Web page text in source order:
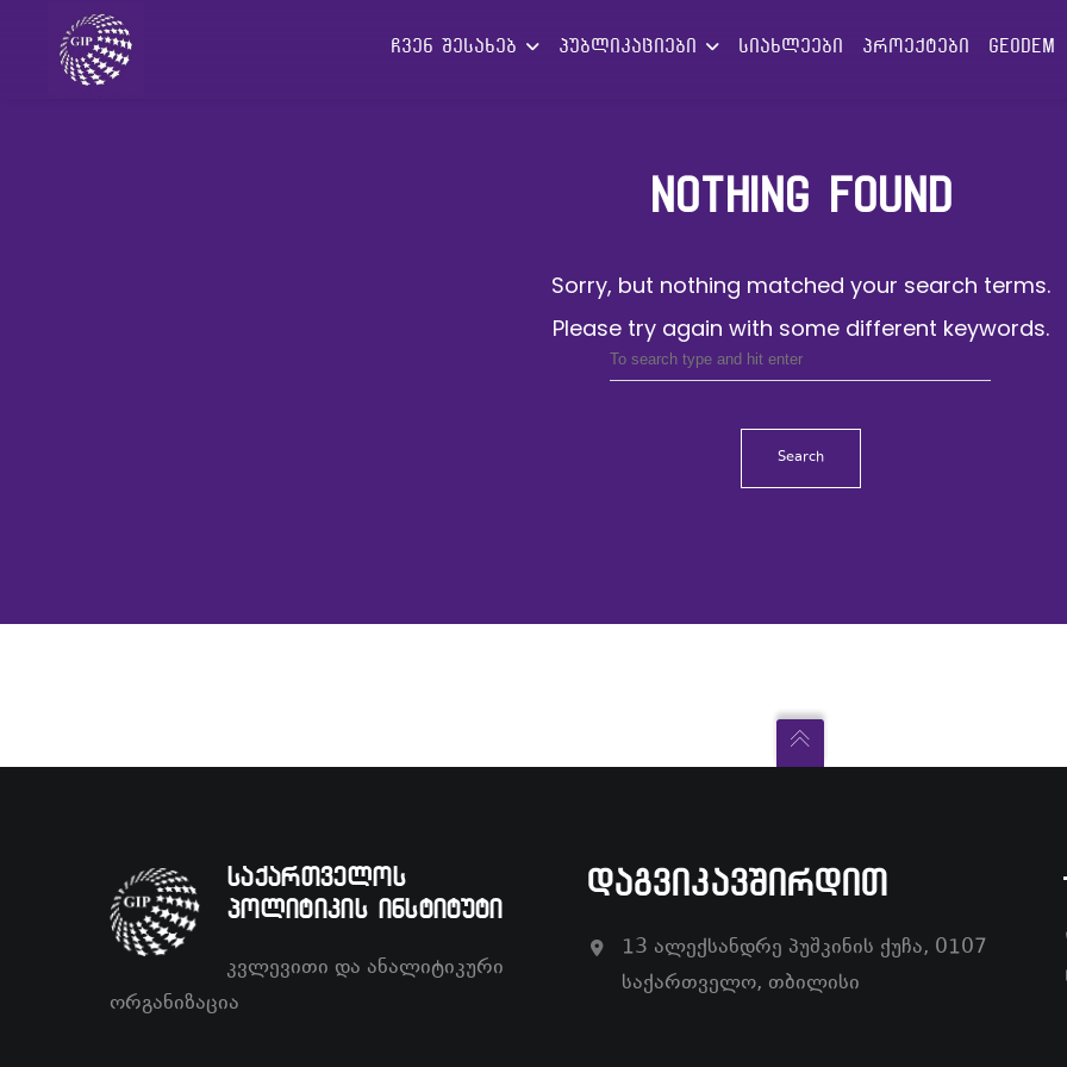
ჩვენ შესახებ პუბლიკაციები სიახლეები პროექტები GEODEM
NOTHING FOUND
Sorry, but nothing matched your search terms.
Please try again with some different keywords.
Search
საქართველოს
პოლიტიკის ინსტიტუტი
კვლევითი და ანალიტიკური
ორგანიზაცია
ᲓᲐᲒᲕᲘᲙᲐᲕᲨᲘᲠᲓᲘᲗ
13 ალექსანდრე პუშკინის ქუჩა, 0107
საქართველო, თბილისი